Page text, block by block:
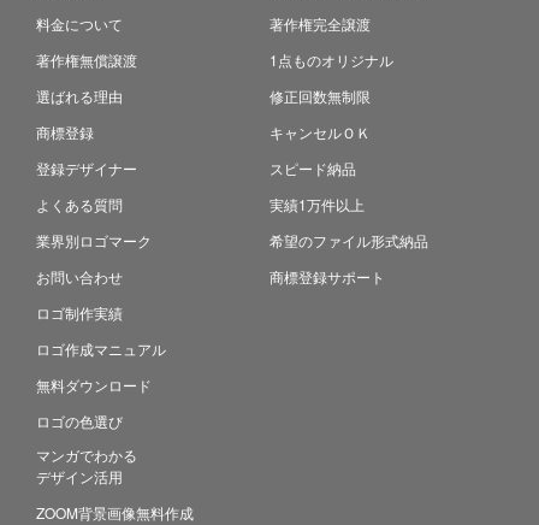
料金について
著作権無償譲渡
選ばれる理由
商標登録
登録デザイナー
よくある質問
業界別ロゴマーク
お問い合わせ
ロゴ制作実績
ロゴ作成マニュアル
無料ダウンロード
ロゴの色選び
マンガでわかる
デザイン活用
ZOOM背景画像無料作成
著作権完全譲渡
1点ものオリジナル
修正回数無制限
キャンセルＯＫ
スピード納品
実績1万件以上
希望のファイル形式納品
商標登録サポート